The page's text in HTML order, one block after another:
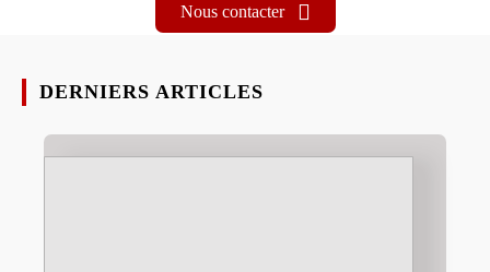
Nous contacter
DERNIERS ARTICLES